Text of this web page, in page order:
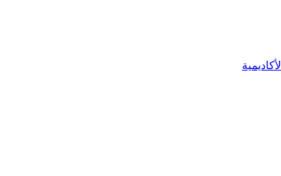
الأكاديمية